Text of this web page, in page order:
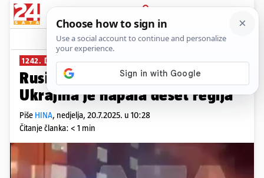
PRIJAVA
News Komentari
1242. DAN RATA
Rusija: Srušili smo 142 drona.
Ukrajina je napala deset regija
Piše HINA, nedjelja, 20.7.2025. u 10:28
Čitanje članka: < 1 min